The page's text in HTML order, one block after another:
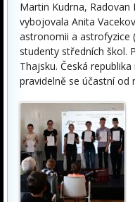
Martin Kudrna,
vybojovala Anita
astronomii a astrofyzice
studenty středních škol.
Thajsku. Česká
pravidelně se účastní od